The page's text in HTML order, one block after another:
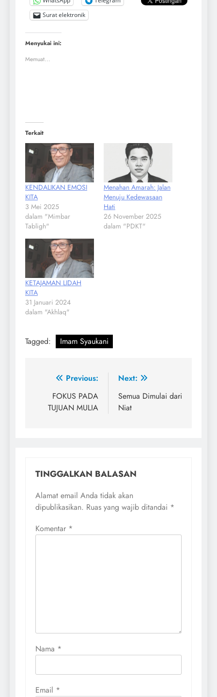
Surat elektronik
Menyukai ini:
Memuat...
Terkait
KENDALIKAN EMOSI
KITA
3 Mei 2025
dalam "Mimbar
Tabligh"
Menahan Amarah: Jalan
Menuju Kedewasaan
Hati
26 November 2025
dalam "PDKT"
KETAJAMAN LIDAH
KITA
31 Januari 2024
dalam "Akhlaq"
Tagged: Imam Syaukani
Navigasi
pos
Previous:
FOKUS PADA
TUJUAN MULIA
Next:
Semua Dimulai dari
Niat
TINGGALKAN BALASAN
Alamat email Anda tidak akan
dipublikasikan. Ruas yang wajib ditandai *
Komentar *
Nama *
Email *